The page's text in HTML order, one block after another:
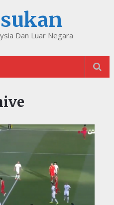
Dan Luar Negara